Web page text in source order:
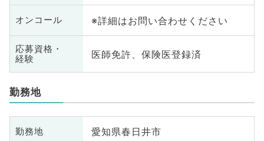
オンコール ※詳細はお問い合わせください
応募資格・
経験
医師免許、保険医登録済
勤務地
勤務地 愛知県春日井市